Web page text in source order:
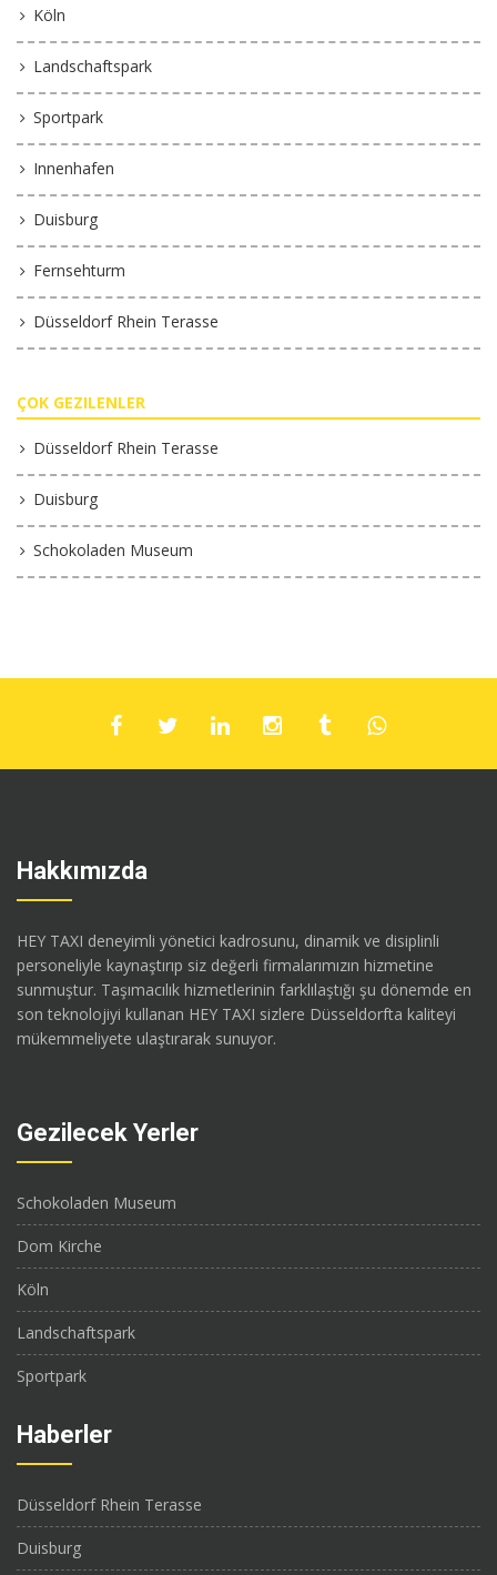
Köln
Landschaftspark
Sportpark
Innenhafen
Duisburg
Fernsehturm
Düsseldorf Rhein Terasse
ÇOK GEZILENLER
Düsseldorf Rhein Terasse
Duisburg
Schokoladen Museum
Hakkımızda
HEY TAXI deneyimli yönetici kadrosunu, dinamik ve disiplinli
personeliyle kaynaştırıp siz değerli firmalarımızın hizmetine
sunmuştur. Taşımacılık hizmetlerinin farklılaştığı şu dönemde en
son teknolojiyi kullanan HEY TAXI sizlere Düsseldorfta kaliteyi
mükemmeliyete ulaştırarak sunuyor.
Gezilecek Yerler
Schokoladen Museum
Dom Kirche
Köln
Landschaftspark
Sportpark
Haberler
Düsseldorf Rhein Terasse
Duisburg